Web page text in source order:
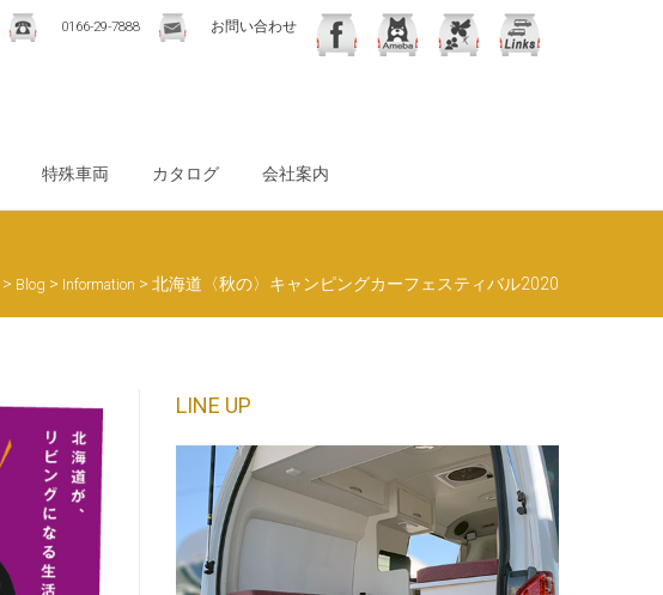
0166-
お
0166-29-7888 お問い合わせ
特殊車両 カタログ 会社案内
> Blog > Information > 北海道〈秋の〉キャンピングカーフェスティバル2020
LINE UP